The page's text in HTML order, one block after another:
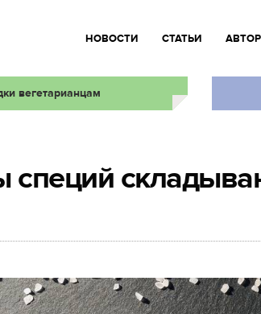
НОВОСТИ СТАТЬИ
вегетарианцам
специй